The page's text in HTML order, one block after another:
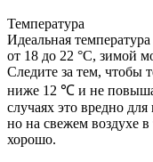
Температура
Идеальная
от 18 до 22 °С, зимой
Следите за тем, чтобы
ниже 12 ℃ и не
случаях это вредно
но на свежем воздухе в
хорошо.